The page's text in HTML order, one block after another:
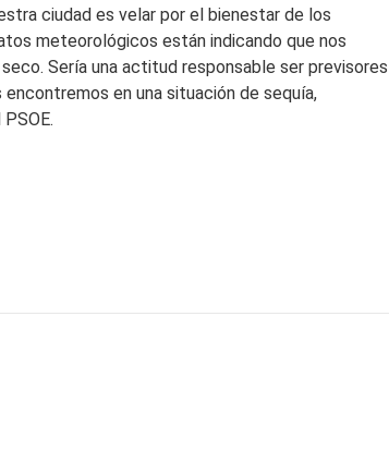
ciudad es velar por el bienestar de los
meteorológicos están indicando que nos
Sería una actitud responsable ser previsores
en una situación de sequía,